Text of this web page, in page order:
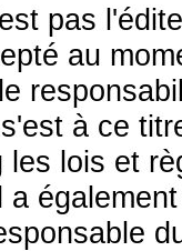
pas
au
à ce
lois et